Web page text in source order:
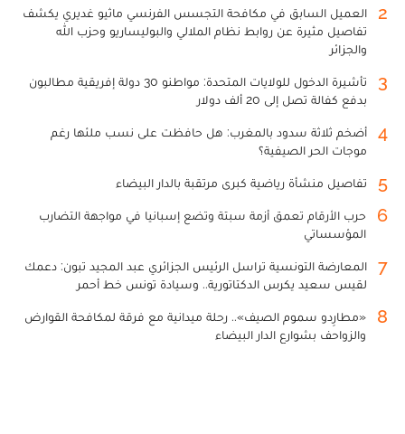
2
العميل السابق في مكافحة التجسس الفرنسي ماثيو غديري يكشف
تفاصيل مثيرة عن روابط نظام الملالي والبوليساريو وحزب الله
والجزائر
3
تأشيرة الدخول للولايات المتحدة: مواطنو 30 دولة إفريقية مطالبون
بدفع كفالة تصل إلى 20 ألف دولار
4
أضخم ثلاثة سدود بالمغرب: هل حافظت على نسب ملئها رغم
موجات الحر الصيفية؟
5 تفاصيل منشأة رياضية كبرى مرتقبة بالدار البيضاء
6
حرب الأرقام تعمق أزمة سبتة وتضع إسبانيا في مواجهة التضارب
المؤسساتي
7
المعارضة التونسية تراسل الرئيس الجزائري عبد المجيد تبون: دعمك
لقيس سعيد يكرس الدكتاتورية.. وسيادة تونس خط أحمر
8
«مطارِدو سموم الصيف».. رحلة ميدانية مع فرقة لمكافحة القوارض
والزواحف بشوارع الدار البيضاء